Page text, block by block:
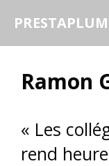
Ramon
« Les
rend